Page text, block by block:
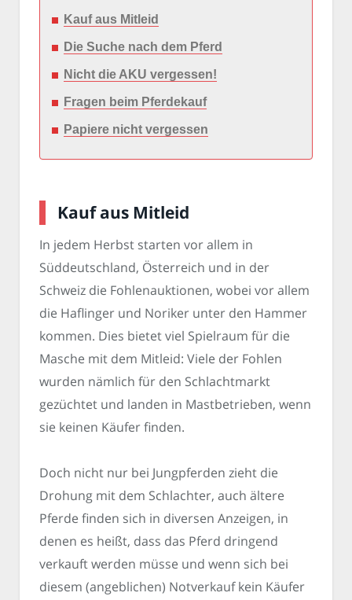
Kauf aus Mitleid
Die Suche nach dem Pferd
Nicht die AKU vergessen!
Fragen beim Pferdekauf
Papiere nicht vergessen
Kauf aus Mitleid
In jedem Herbst starten vor allem in
Süddeutschland, Österreich und in der
Schweiz die Fohlenauktionen, wobei vor allem
die Haflinger und Noriker unter den Hammer
kommen. Dies bietet viel Spielraum für die
Masche mit dem Mitleid: Viele der Fohlen
wurden nämlich für den Schlachtmarkt
gezüchtet und landen in Mastbetrieben, wenn
sie keinen Käufer finden.
Doch nicht nur bei Jungpferden zieht die
Drohung mit dem Schlachter, auch ältere
Pferde finden sich in diversen Anzeigen, in
denen es heißt, dass das Pferd dringend
verkauft werden müsse und wenn sich bei
diesem (angeblichen) Notverkauf kein Käufer